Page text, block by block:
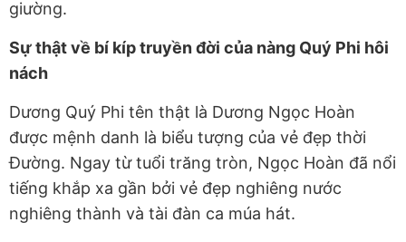
giường.
Sự thật về bí kíp truyền đời của nàng Quý Phi hôi
nách
Dương Quý Phi tên thật là Dương Ngọc Hoàn
được mệnh danh là biểu tượng của vẻ đẹp thời
Đường. Ngay từ tuổi trăng tròn, Ngọc Hoàn đã nổi
tiếng khắp xa gần bởi vẻ đẹp nghiêng nước
nghiêng thành và tài đàn ca múa hát.